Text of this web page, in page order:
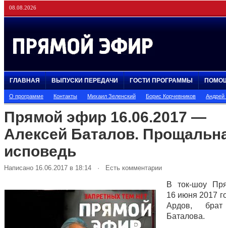
08.08.2026
ГЛАВНАЯ ВЫПУСКИ ПЕРЕДАЧИ ГОСТИ ПРОГРАММЫ
О программе Контакты Михаил Зеленский Борис Корчевников
Прямой эфир 16.06.2017 —
Алексей Баталов.
исповедь
Написано 16.06.2017 в 18:14 · Есть комментарии
В ток-шоу
16 июня 2017
Ардов,
Баталова.